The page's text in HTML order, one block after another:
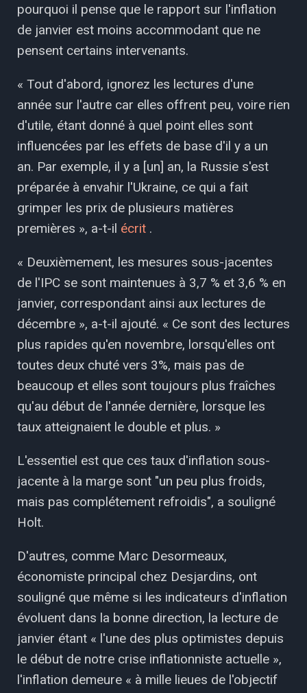
pourquoi il pense que le rapport sur l'inflation
de janvier est moins accommodant que ne
pensent certains intervenants.
« Tout d'abord, ignorez les lectures d'une
année sur l'autre car elles offrent peu, voire rien
d'utile, étant donné à quel point elles sont
influencées par les effets de base d'il y a un
an. Par exemple, il y a [un] an, la Russie s'est
préparée à envahir l'Ukraine, ce qui a fait
grimper les prix de plusieurs matières
premières », a-t-il écrit .
« Deuxièmement, les mesures sous-jacentes
de l'IPC se sont maintenues à 3,7 % et 3,6 % en
janvier, correspondant ainsi aux lectures de
décembre », a-t-il ajouté. « Ce sont des lectures
plus rapides qu'en novembre, lorsqu'elles ont
toutes deux chuté vers 3%, mais pas de
beaucoup et elles sont toujours plus fraîches
qu'au début de l'année dernière, lorsque les
taux atteignaient le double et plus. »
L'essentiel est que ces taux d'inflation sous-
jacente à la marge sont "un peu plus froids,
mais pas complétement refroidis", a souligné
Holt.
D'autres, comme Marc Desormeaux,
économiste principal chez Desjardins, ont
souligné que même si les indicateurs d'inflation
évoluent dans la bonne direction, la lecture de
janvier étant « l'une des plus optimistes depuis
le début de notre crise inflationniste actuelle »,
l'inflation demeure « à mille lieues de l'objectif